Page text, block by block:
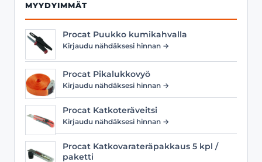
MYYDYIMMÄT
Procat Puukko kumikahvalla
Kirjaudu nähdäksesi hinnan →
Procat Pikalukkovyö
Kirjaudu nähdäksesi hinnan →
Procat Katkoteräveitsi
Kirjaudu nähdäksesi hinnan →
Procat Katkovarateräpakkaus 5 kpl /
paketti